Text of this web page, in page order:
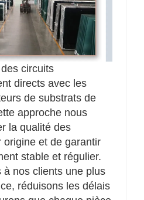
circuits
directs avec les
de substrats de
approche nous
la qualité des
origine et de garantir
stable et régulier.
à nos clients une plus
réduisons les délais